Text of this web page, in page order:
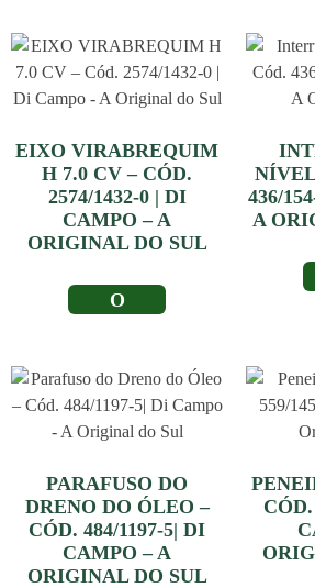
EIXO VIRABREQUIM
H 7.0 CV – CÓD.
2574/1432-0 | DI
CAMPO – A
ORIGINAL DO SUL
LER MAIS
436/
A
PARAFUSO DO
DRENO DO ÓLEO –
CÓD. 484/1197-5| DI
CAMPO – A
ORIGINAL DO SUL